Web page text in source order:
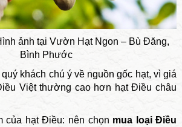
ảnh tại Vườn Hạt Ngon – Bù Đăng,
Bình Phước
quý khách chú ý về nguồn gốc hạt, vì giá
Việt thường cao hơn hạt Điều châu
của hạt Điều: nên chọn mua loại Điều